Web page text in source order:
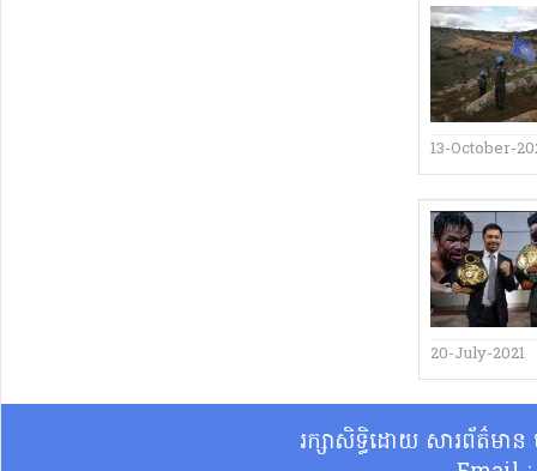
13-October-
20-July-2021
រក្សាសិទ្ធិដោយ សារព័ត៌មា